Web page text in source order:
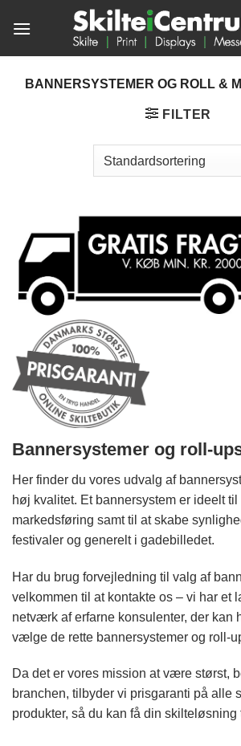
BANNERSYSTEMER OG ROLL &
FILTER
Bannersystemer og roll-
Her finder du vores udvalg af
høj kvalitet. Et bannersystem er ideelt
markedsføring samt til at skabe
festivaler og generelt i gadebilledet.
Har du brug forvejledning til valg af
velkommen til at kontakte os – vi har et
netværk af erfarne konsulenter, der kan
vælge de rette bannersystemer og roll-
Da det er vores mission at være størst,
branchen, tilbyder vi prisgaranti på alle
produkter, så du kan få din skilteløsning